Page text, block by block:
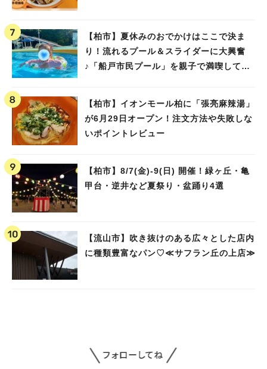
【柏市】夏休みのおでかけはここで決ま
り！流れるプール＆スライダーに大興奮
♪「船戸市民プール」を親子で満喫してき
【柏市】イオンモール柏に「張亮麻辣湯」
が6月29日オープン！注文方法や失敗しな
いポイントレビュー
【柏市】8/7(金)‐9(日) 開催！緑ヶ丘・亀
甲台・逆井など夏祭り・盆踊り4選
【流山市】吹き抜けのある広々とした店内
に種類豊富なパン♡≪サフラン丘の上店≫